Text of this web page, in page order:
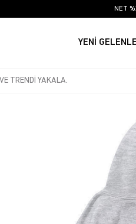
NET
YENİ